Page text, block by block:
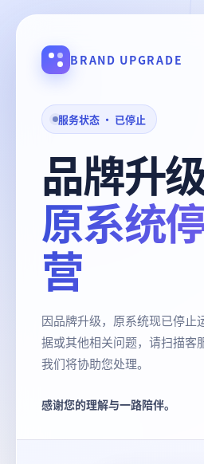
BRAND UPGRADE
服务状态 · 已停止
品牌升级
原系统
营
因品牌升级，原系统现已停止
据或其他相关问题，请扫描客
我们将协助您处理。
感谢您的理解与一路陪伴。